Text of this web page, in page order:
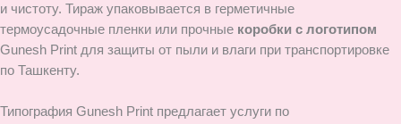
и чистоту. Тираж упаковывается в герметичные
термоусадочные пленки или прочные коробки с логотипом
Gunesh Print для защиты от пыли и влаги при транспортировке
по Ташкенту.
Типография Gunesh Print предлагает услуги по